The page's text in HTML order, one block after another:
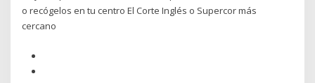
o recógelos en tu centro El Corte Inglés o Supercor más
cercano